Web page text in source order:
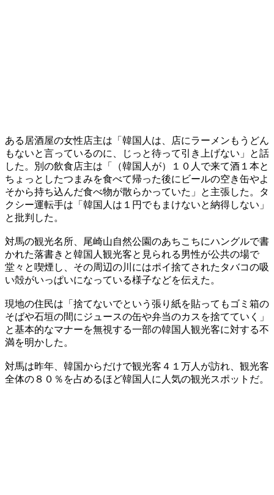
ある居酒屋の女性店主は「韓国人は、店にラーメンもうどん
もないと言っているのに、じっと待って引き上げない」と話
した。別の飲食店主は「（韓国人が）１０人で来て酒１本と
ちょっとしたつまみを食べて帰った後にビールの空き缶やよ
そから持ち込んだ食べ物が散らかっていた」と主張した。タ
クシー運転手は「韓国人は１円でもまけないと納得しない」
と批判した。
対馬の観光名所、尾崎山自然公園のあちこちにハングルで書
かれた落書きと韓国人観光客と見られる男性が公共の場で
堂々と喫煙し、その周辺の川にはポイ捨てされたタバコの吸
い殻がいっぱいになっている様子などを伝えた。
現地の住民は「捨てないでという張り紙を貼ってもゴミ箱の
そばや石垣の間にジュースの缶や弁当のカスを捨てていく」
と基本的なマナーを無視する一部の韓国人観光客に対する不
満を明かした。
対馬は昨年、韓国からだけで観光客４１万人が訪れ、観光客
全体の８０％を占めるほど韓国人に人気の観光スポットだ。